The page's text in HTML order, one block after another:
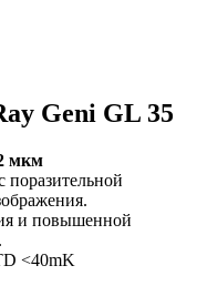
Geni GL 35
мкм
поразительной
и повышенной
<40mK